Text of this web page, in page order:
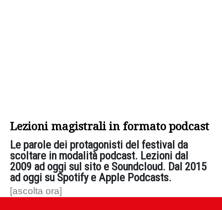
Lezioni magistrali in formato podcast
Le parole dei protagonisti del festival da
scoltare in modalità podcast. Lezioni dal
2009 ad oggi sul sito e Soundcloud. Dal 2015
ad oggi su Spotify e Apple Podcasts.